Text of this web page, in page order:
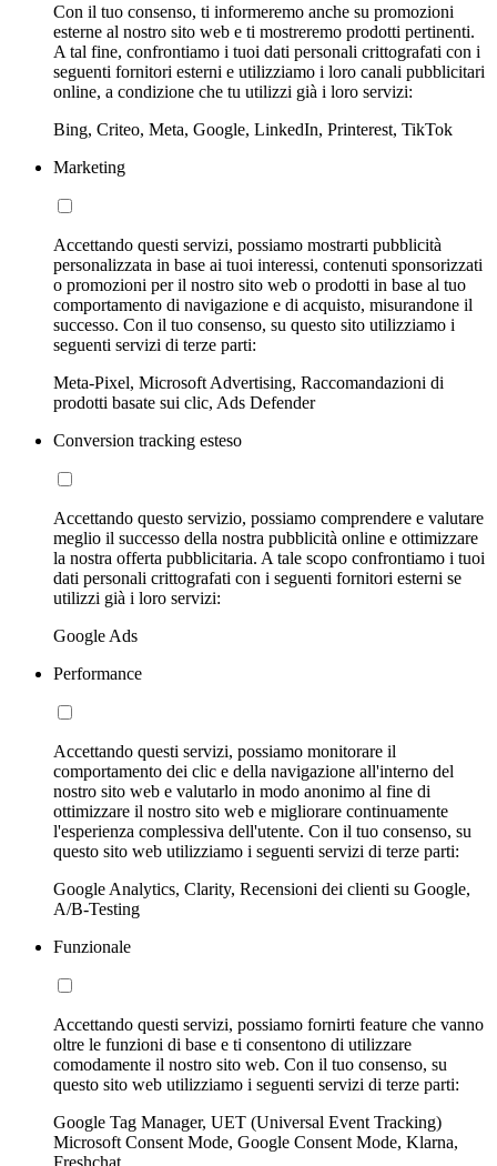
Con il tuo consenso, ti informeremo anche su promozioni
esterne al nostro sito web e ti mostreremo prodotti pertinenti.
A tal fine, confrontiamo i tuoi dati personali crittografati con i
seguenti fornitori esterni e utilizziamo i loro canali pubblicitari
online, a condizione che tu utilizzi già i loro servizi:
Bing, Criteo, Meta, Google, LinkedIn, Printerest, TikTok
Marketing
Accettando questi servizi, possiamo mostrarti pubblicità
personalizzata in base ai tuoi interessi, contenuti sponsorizzati
o promozioni per il nostro sito web o prodotti in base al tuo
comportamento di navigazione e di acquisto, misurandone il
successo. Con il tuo consenso, su questo sito utilizziamo i
seguenti servizi di terze parti:
Meta-Pixel, Microsoft Advertising, Raccomandazioni di
prodotti basate sui clic, Ads Defender
Conversion tracking esteso
Accettando questo servizio, possiamo comprendere e valutare
meglio il successo della nostra pubblicità online e ottimizzare
la nostra offerta pubblicitaria. A tale scopo confrontiamo i tuoi
dati personali crittografati con i seguenti fornitori esterni se
utilizzi già i loro servizi:
Google Ads
Performance
Accettando questi servizi, possiamo monitorare il
comportamento dei clic e della navigazione all'interno del
nostro sito web e valutarlo in modo anonimo al fine di
ottimizzare il nostro sito web e migliorare continuamente
l'esperienza complessiva dell'utente. Con il tuo consenso, su
questo sito web utilizziamo i seguenti servizi di terze parti:
Google Analytics, Clarity, Recensioni dei clienti su Google,
A/B-Testing
Funzionale
Accettando questi servizi, possiamo fornirti feature che vanno
oltre le funzioni di base e ti consentono di utilizzare
comodamente il nostro sito web. Con il tuo consenso, su
questo sito web utilizziamo i seguenti servizi di terze parti:
Google Tag Manager, UET (Universal Event Tracking)
Microsoft Consent Mode, Google Consent Mode, Klarna,
Freshchat